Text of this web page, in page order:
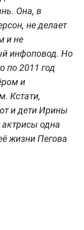
Она, в
не делает
и не
инфоповод. Но
по 2011 год
и
Кстати,
и дети Ирины
актрисы одна
жизни Пегова